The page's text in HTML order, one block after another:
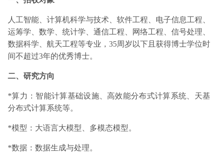
人工智能、计算机科学与技术、软件工程、电子信息工程、
运筹学、数学、统计学、通信工程、网络工程、信号处理、
数据科学、航天工程等专业，35周岁以下且获得博士学位时
间不超过3年的优秀博士。
二、研究方向
*算力：智能计算基础设施、高效能分布式计算系统、天基
分布式计算系统等。
*模型：大语言大模型、多模态模型。
*数据：数据生成与处理。